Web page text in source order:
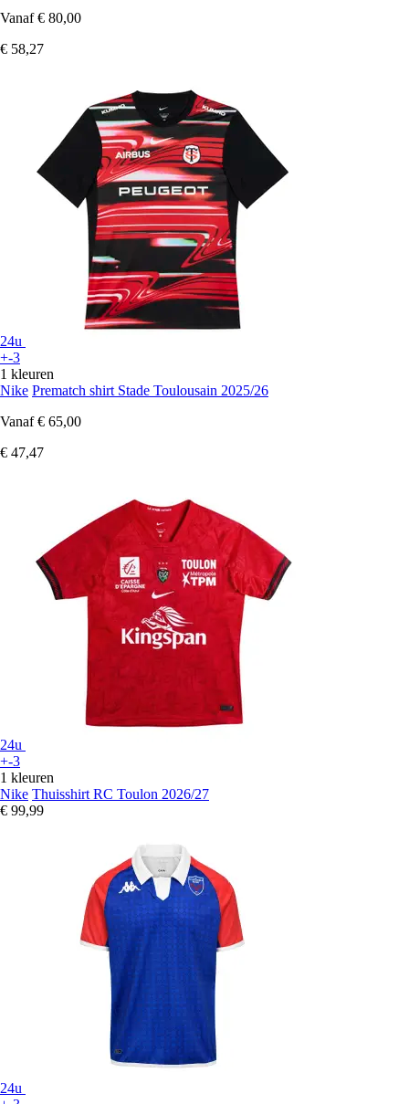
Vanaf € 80,00
€ 58,27
24u
+-3
1 kleuren
Nike Prematch shirt Stade Toulousain 2025/26
Vanaf € 65,00
€ 47,47
24u
+-3
1 kleuren
Nike Thuisshirt RC Toulon 2026/27
€ 99,99
24u